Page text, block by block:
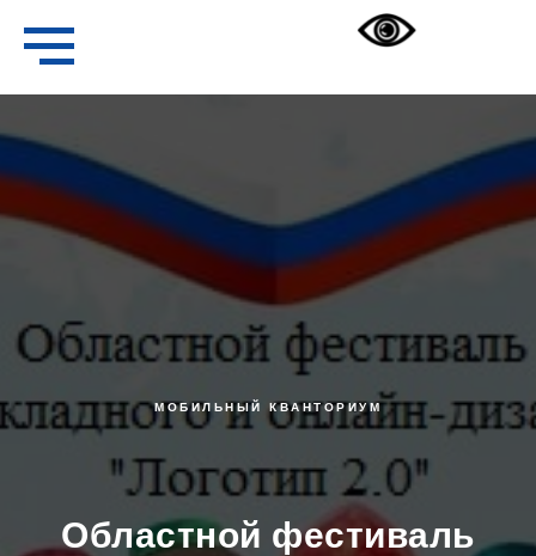
МОБИЛЬНЫЙ КВАНТОРИУМ
Областной фестиваль